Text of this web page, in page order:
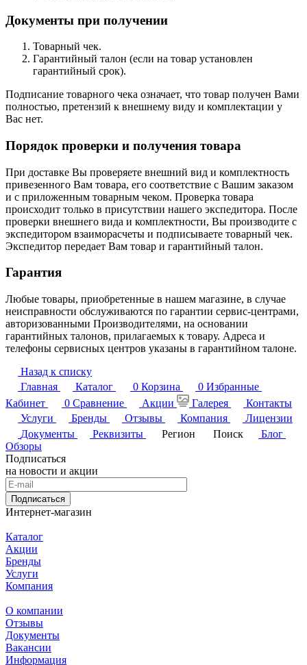
Документы при получении
Товарный чек.
Гарантийный талон (если на товар установлен
гарантийный срок).
Подписание товарного чека означает, что товар получен Вами
полностью, претензий к внешнему виду и комплектации у
Вас нет.
Порядок проверки и получения товара
При доставке Вы проверяете внешний вид и комплектность
привезенного Вам товара, его соответствие с Вашим заказом
и с приложенным товарным чеком. Проверка товара
происходит только в присутствии нашего экспедитора. После
проверки внешнего вида и комплектности, Вы производите с
экспедитором взаиморасчеты и подписываете товарный чек.
Экспедитор передает Вам товар и гарантийный талон.
Гарантия
Любые товары, приобретенные в нашем магазине, в случае
неисправности обслуживаются по гарантии сервис-центрами,
авторизованными Производителями, на основании
гарантийных талонов, прилагаемых к товару. Адреса и
телефоны сервисных центров указаны в гарантийном талоне.
Назад к списку
Главная
Каталог 0 Корзина 0 Избранные
Кабинет
0 Сравнение Акции Галерея
Контакты
Услуги
Бренды Отзывы Компания
Лицензии
Документы
Реквизиты Регион Поиск
Блог
Обзоры
Подписаться
на новости и акции
Подписаться
Интернет-магазин
Каталог
Акции
Бренды
Услуги
Компания
О компании
Отзывы
Документы
Вакансии
Информация